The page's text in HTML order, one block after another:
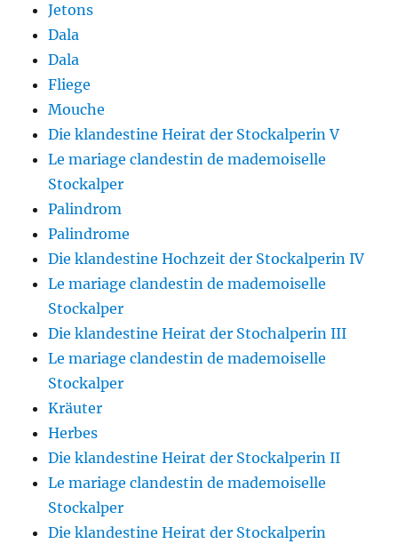
Jetons
Dala
Dala
Fliege
Mouche
Die klandestine Heirat der Stockalperin V
Le mariage clandestin de mademoiselle
Stockalper
Palindrom
Palindrome
Die klandestine Hochzeit der Stockalperin IV
Le mariage clandestin de mademoiselle
Stockalper
Die klandestine Heirat der Stochalperin III
Le mariage clandestin de mademoiselle
Stockalper
Kräuter
Herbes
Die klandestine Heirat der Stockalperin II
Le mariage clandestin de mademoiselle
Stockalper
Die klandestine Heirat der Stockalperin